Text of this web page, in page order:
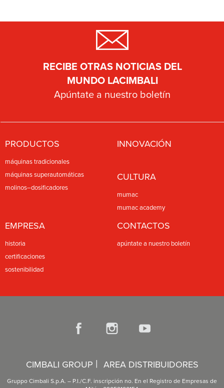
RECIBE OTRAS NOTICIAS DEL
MUNDO LACIMBALI
Apúntate a nuestro boletín
PRODUCTOS
máquinas tradicionales
máquinas superautomáticas
molinos–dosificadores
INNOVACIÓN
CULTURA
mumac
mumac academy
EMPRESA
historia
certificaciones
sostenibilidad
CONTACTOS
apúntate a nuestro boletín
CIMBALI GROUP | AREA DISTRIBUIDORES
Gruppo Cimbali S.p.A. – P.I./C.F. inscripción no. En el Registro de Empresas de